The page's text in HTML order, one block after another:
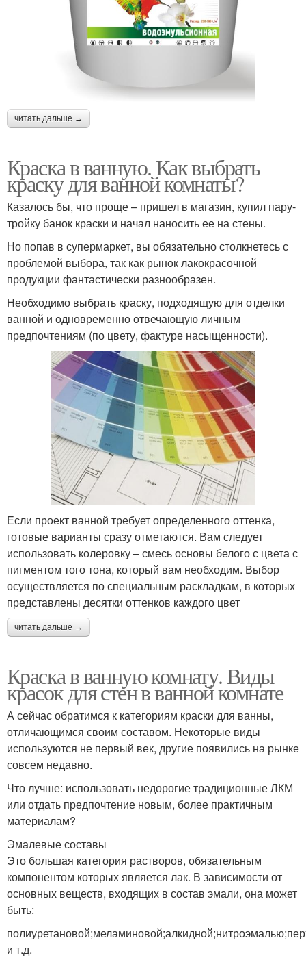
читать дальше →
Краска в ванную. Как выбрать
краску для ванной комнаты?
Казалось бы, что проще – пришел в магазин, купил пару-
тройку банок краски и начал наносить ее на стены.
Но попав в супермаркет, вы обязательно столкнетесь с
проблемой выбора, так как рынок лакокрасочной
продукции фантастически разнообразен.
Необходимо выбрать краску, подходящую для отделки
ванной и одновременно отвечающую личным
предпочтениям (по цвету, фактуре насыщенности).
Если проект ванной требует определенного оттенка,
готовые варианты сразу отметаются. Вам следует
использовать колеровку – смесь основы белого с цвета с
пигментом того тона, который вам необходим. Выбор
осуществляется по специальным раскладкам, в которых
представлены десятки оттенков каждого цвет
читать дальше →
Краска в ванную комнату. Виды
красок для стен в ванной комнате
А сейчас обратимся к категориям краски для ванны,
отличающимся своим составом. Некоторые виды
используются не первый век, другие появились на рынке
совсем недавно.
Что лучше: использовать недорогие традиционные ЛКМ
или отдать предпочтение новым, более практичным
материалам?
Эмалевые составы
Это большая категория растворов, обязательным
компонентом которых является лак. В зависимости от
основных веществ, входящих в состав эмали, она может
быть:
и т.д.